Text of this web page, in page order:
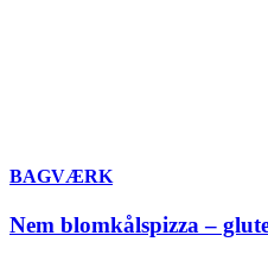
BAGVÆRK
Nem blomkålspizza –